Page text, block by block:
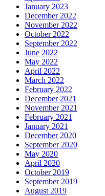
January 2023
December 2022
November 2022
October 2022
September 2022
June 2022
May 2022
April 2022
March 2022
February 2022
December 2021
November 2021
February 2021
January 2021
December 2020
September 2020
May 2020
April 2020
October 2019
September 2019
August 2019